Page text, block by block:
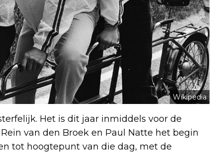
Wikipedia
Het is dit jaar inmiddels voor de
van den Broek en Paul Natte het begin
tot hoogtepunt van die dag, met de